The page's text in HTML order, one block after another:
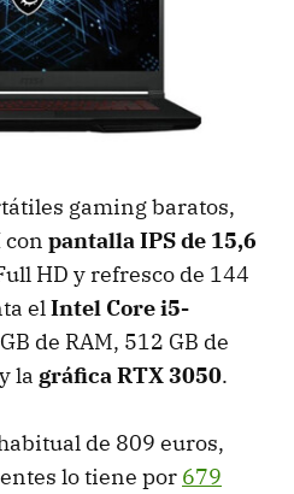
gaming baratos,
con pantalla IPS de 15,6
HD y refresco de 144
elIntel Core i5-
de RAM, 512 GB de
la gráfica RTX 3050.
de 809 euros,
lo tiene por 679